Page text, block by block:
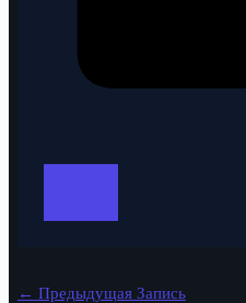
← Предыдущая Запись